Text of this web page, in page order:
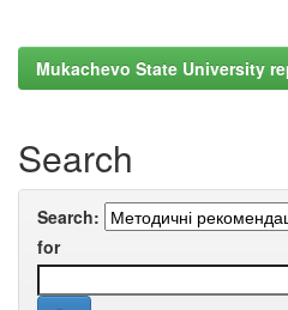
Mukachevo State University
Search
Search:
for